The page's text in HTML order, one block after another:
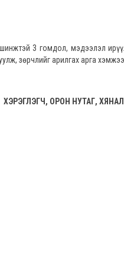
3 гомдол, мэдээлэл
зөрчлийг арилгах арга
ХЭРЭГЛЭГЧ, ОРОН НУТАГ,